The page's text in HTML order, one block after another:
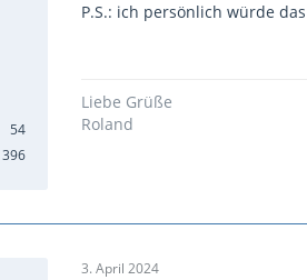
54
396
P.S.: ich persönlich würde
Liebe Grüße
Roland
3. April 2024